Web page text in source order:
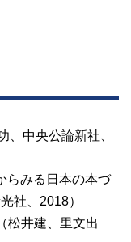
、中央公論新社、
らみる日本の本づ
社、2018）
松井建、里文出